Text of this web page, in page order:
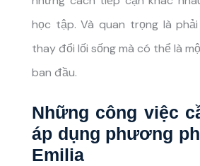
học tập. Và quan trọng là
thay đổi lối sống mà có thể là
ban đầu.
Những công việc
áp dụng phương
Emilia